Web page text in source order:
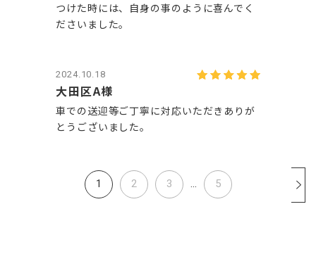
つけた時には、自身の事のように喜んでく
ださいました。
2024.10.18
大田区A様
車での送迎等ご丁寧に対応いただきありが
とうございました。
1 2 3 ... 5